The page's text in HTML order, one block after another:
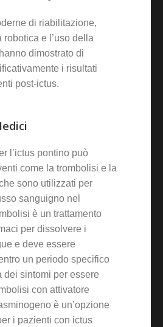
di riabilitazione,
robotica e l’uso della
dimostrato di
i risultati
post-ictus.
l’ictus pontino può
come la trombolisi e la
sono utilizzati per
sanguigno nel
è un trattamento
per dissolvere i
e deve essere
un periodo specifico
dei sintomi per essere
con attivatore
è un’opzione
i pazienti con ictus